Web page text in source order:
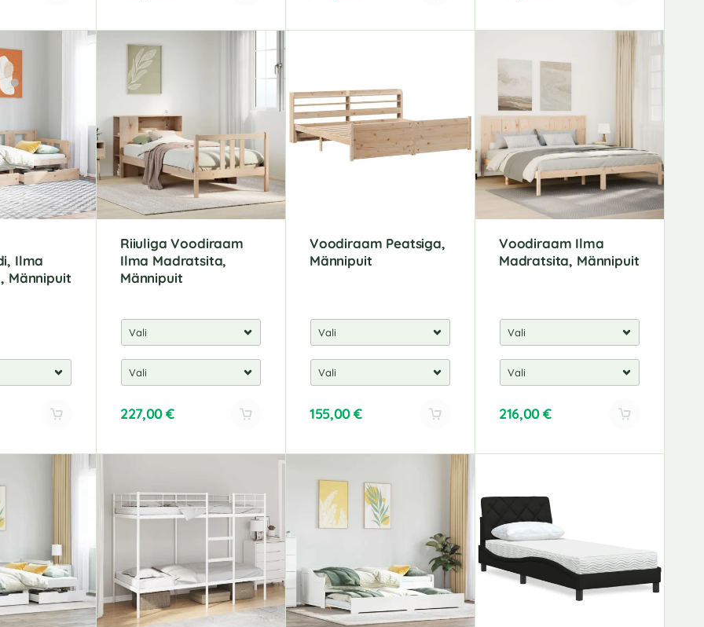
Ilma
Männipuit
Riiuliga Voodiraam
Ilma Madratsita,
Männipuit
227,00€
Voodiraam Peatsiga,
Männipuit
155,00€
Voodiraam Ilma
Madratsita, Männipuit
216,00€